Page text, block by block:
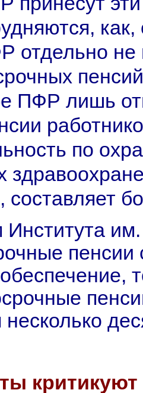
отдельно не
ПФР лишь
по
составляет
Института
пенсии
несколько